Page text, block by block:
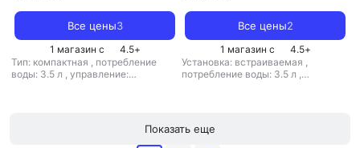
Все цены3
1 магазин с 4.5+
Тип: компактная , потребление
воды: 3.5 л , управление:
Все цены2
1 магазин с 4.5+
Установка: встраиваемая ,
потребление воды: 3.5 л ,
Показать еще